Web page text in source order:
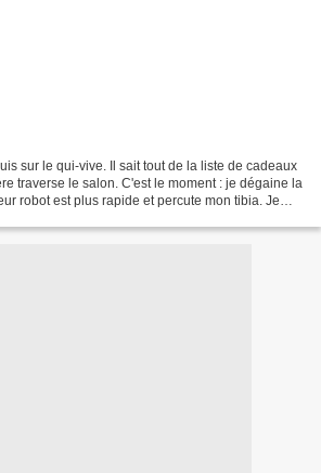
sur le qui-vive. Il sait tout de la liste de cadeaux
traverse le salon. C'est le moment : je dégaine la
robot est plus rapide et percute mon tibia. Je